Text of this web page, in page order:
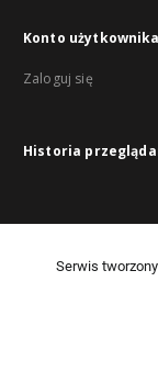
Konto użytkownika
Zaloguj się
Historia
Serwis